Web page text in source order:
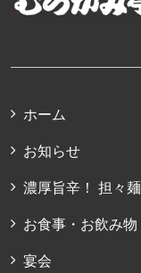
ホーム
お知らせ
濃厚旨辛！ 担々麺
お食事・お飲み物
宴会